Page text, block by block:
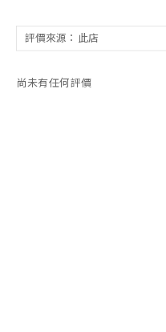
尚未有任何評價